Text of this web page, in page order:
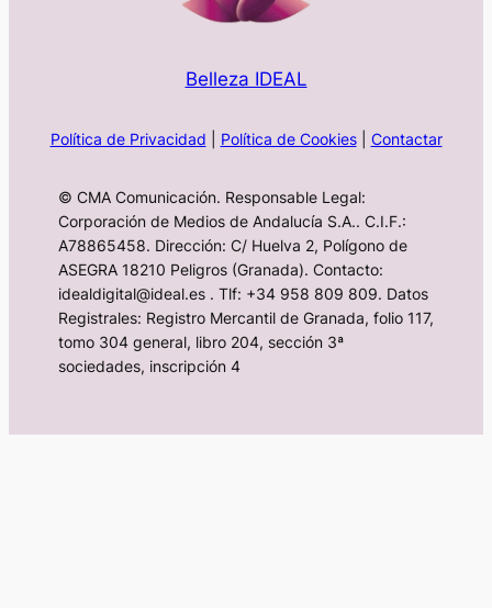
Belleza IDEAL
Política de Privacidad Política de Cookies| Contactar
© CMA Comunicación. Responsable Legal:
Corporación de Medios de Andalucía S.A.. C.I.F.:
A78865458. Dirección: C/ Huelva 2, Polígono de
ASEGRA 18210 Peligros (Granada). Contacto:
idealdigital@ideal.es . Tlf: +34 958 809 809. Datos
Registrales: Registro Mercantil de Granada, folio 117,
tomo 304 general, libro 204, sección 3ª
sociedades, inscripción 4